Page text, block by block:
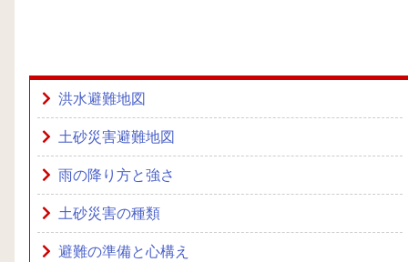
洪水避難地図
土砂災害避難地図
雨の降り方と強さ
土砂災害の種類
避難の準備と心構え